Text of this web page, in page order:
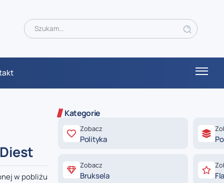
w pobliżu
Kategorie
Zobacz
Polityka
Zobacz
Bruksela